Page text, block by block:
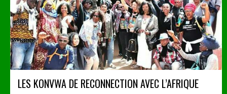
LES KONVWA DE RECONNECTION AVEC L’AFRIQUE